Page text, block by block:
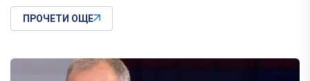
ПРОЧЕТИ ОЩЕ